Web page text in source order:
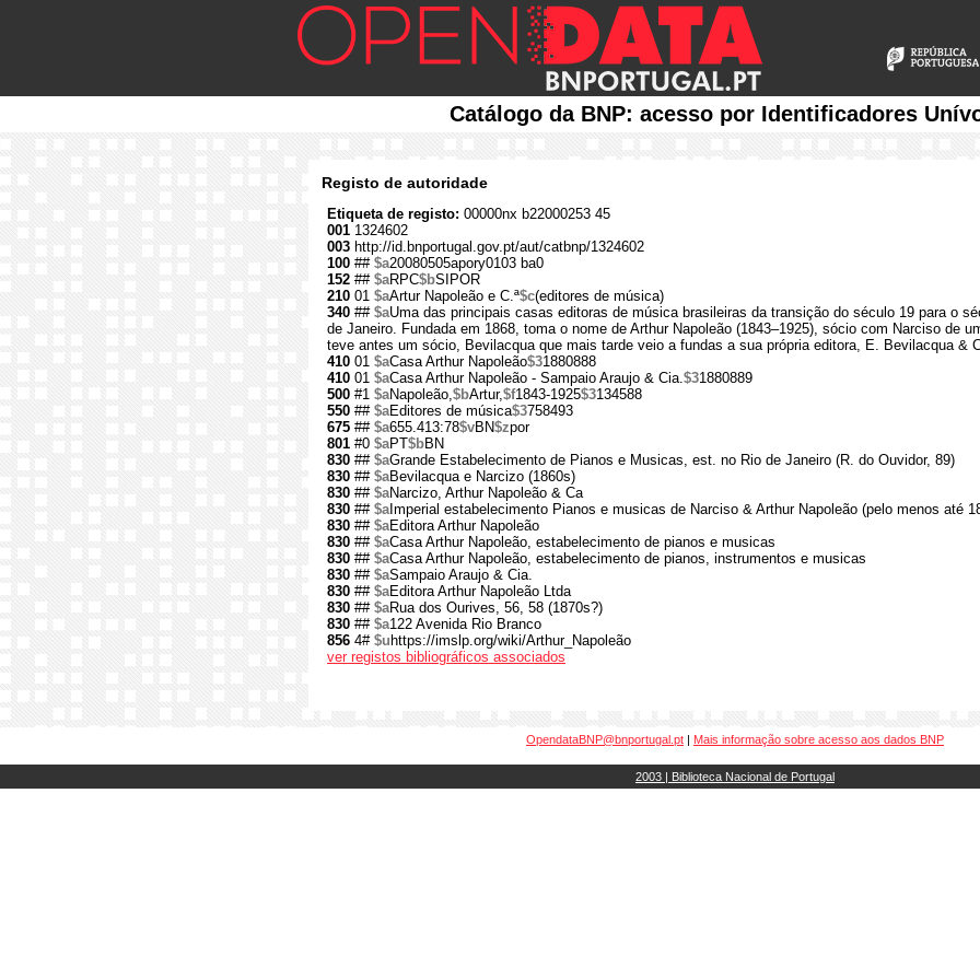
Catálogo da BNP: acesso por Identificadores
Registo de autoridade
Etiqueta de registo: 00000nx b22000253 45
001 1324602
003 http://id.bnportugal.gov.pt/aut/catbnp/1324602
100 ## $a20080505apory0103 ba0
152 ## $aRPC$bSIPOR
210 01 $aArtur Napoleão e C.ª$c(editores de música)
340 ## $aUma das principais casas editoras de música brasileiras da transição do século 19 para o
de Janeiro. Fundada em 1868, toma o nome de Arthur Napoleão (1843–1925), sócio com Narciso de
teve antes um sócio, Bevilacqua que mais tarde veio a fundas a sua própria editora, E. Bevilacqua &
410 01 $aCasa Arthur Napoleão$31880888
410 01 $aCasa Arthur Napoleão - Sampaio Araujo & Cia.$31880889
500 #1 $aNapoleão,$bArtur,$f1843-1925$3134588
550 ## $aEditores de música$3758493
675 ## $a655.413:78$vBN$zpor
801 #0 $aPT$bBN
830 ## $aGrande Estabelecimento de Pianos e Musicas, est. no Rio de Janeiro (R. do Ouvidor, 89)
830 ## $aBevilacqua e Narcizo (1860s)
830 ## $aNarcizo, Arthur Napoleão & Ca
830 ## $aImperial estabelecimento Pianos e musicas de Narciso & Arthur Napoleão (pelo menos até
830 ## $aEditora Arthur Napoleão
830 ## $aCasa Arthur Napoleão, estabelecimento de pianos e musicas
830 ## $aCasa Arthur Napoleão, estabelecimento de pianos, instrumentos e musicas
830 ## $aSampaio Araujo & Cia.
830 ## $aEditora Arthur Napoleão Ltda
830 ## $aRua dos Ourives, 56, 58 (1870s?)
830 ## $a122 Avenida Rio Branco
856 4# $u https://imslp.org/wiki/Arthur_Napoleão
ver registos bibliográficos associados
OpendataBNP@bnportugal.pt | Mais informação sobre acesso aos dados BNP
2003 | Biblioteca Nacional de Portugal